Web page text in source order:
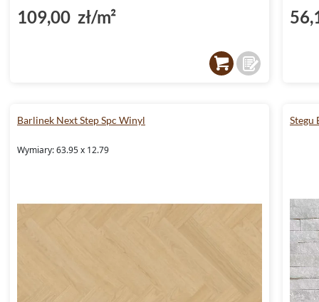
109,00 zł/m²
Barlinek Next Step Spc Winyl
Wymiary: 63.95 x 12.79
Stegu